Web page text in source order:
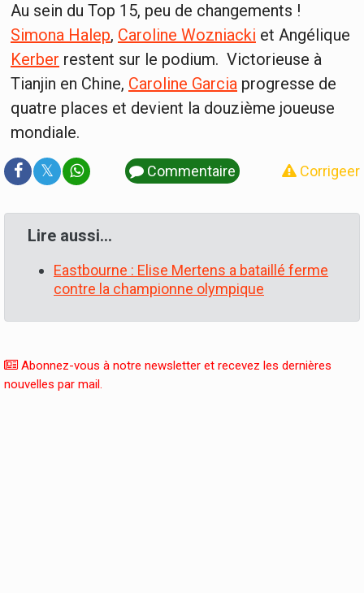
Au sein du Top 15, peu de changements !
Simona Halep, Caroline Wozniacki et Angélique
Kerber restent sur le podium. Victorieuse à
Tianjin en Chine, Caroline Garcia progresse de
quatre places et devient la douzième joueuse
mondiale.
𝕏 Commentaire Corrigeer
Lire aussi…
Eastbourne : Elise Mertens a bataillé ferme
contre la championne olympique
Abonnez-vous à notre newsletter et recevez les dernières
nouvelles par mail.